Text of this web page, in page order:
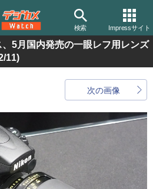
検索 Impressサイト
、5月国内発売の一眼レフ用レンズ
11)
次の画像